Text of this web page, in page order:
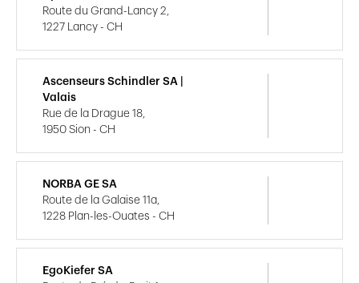
Route du Grand-Lancy 2,
1227 Lancy - CH
Ascenseurs Schindler SA |
Valais
Rue de la Drague 18,
1950 Sion - CH
NORBA GE SA
Route de la Galaise 11a,
1228 Plan-les-Ouates - CH
EgoKiefer SA